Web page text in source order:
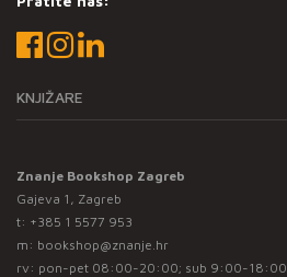
KNJIŽARE
Znanje Bookshop Zagreb
Gajeva 1, Zagreb
t: +385 1 5577 953
m: bookshop@znanje.hr
rv: pon-pet 08:00-20:00; sub 9:00-18:00